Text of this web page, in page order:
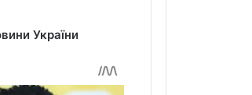
України